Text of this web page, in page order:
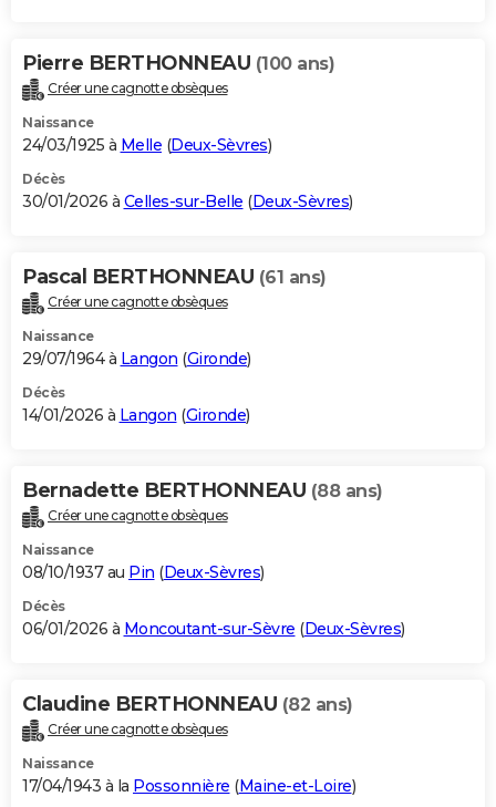
Pierre BERTHONNEAU (100 ans)
Créer une cagnotte obsèques
Naissance
24/03/1925 à Melle (Deux-Sèvres)
Décès
30/01/2026 à Celles-sur-Belle (Deux-Sèvres)
Pascal BERTHONNEAU (61 ans)
Créer une cagnotte obsèques
Naissance
29/07/1964 à Langon (Gironde)
Décès
14/01/2026 à Langon (Gironde)
Bernadette BERTHONNEAU (88 ans)
Créer une cagnotte obsèques
Naissance
08/10/1937 au Pin (Deux-Sèvres)
Décès
06/01/2026 à Moncoutant-sur-Sèvre (Deux-Sèvres)
Claudine BERTHONNEAU (82 ans)
Créer une cagnotte obsèques
Naissance
17/04/1943 à la Possonnière (Maine-et-Loire)